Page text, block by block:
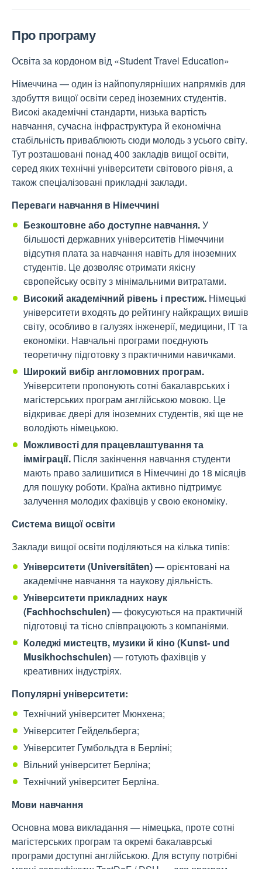
Про програму
Освіта за кордоном від «Student Travel Education»
Німеччина — один із найпопулярніших напрямків для
здобуття вищої освіти серед іноземних студентів.
Високі академічні стандарти, низька вартість
навчання, сучасна інфраструктура й економічна
стабільність приваблюють сюди молодь з усього світу.
Тут розташовані понад 400 закладів вищої освіти,
серед яких технічні університети світового рівня, а
також спеціалізовані прикладні заклади.
Переваги навчання в Німеччині
Безкоштовне або доступне навчання.У
більшості державних університетів Німеччини
відсутня плата за навчання навіть для іноземних
студентів. Це дозволяє отримати якісну
європейську освіту з мінімальними витратами.
Високий академічний рівень і престиж. Німецькі
університети входять до рейтингу найкращих вишів
світу, особливо в галузях інженерії, медицини, ІТ та
економіки. Навчальні програми поєднують
теоретичну підготовку з практичними навичками.
Широкий вибір англомовних програм.
Університети пропонують сотні бакалаврських і
магістерських програм англійською мовою. Це
відкриває двері для іноземних студентів, які ще не
володіють німецькою.
Можливості для працевлаштування та
імміграції. Після закінчення навчання студенти
мають право залишитися в Німеччині до 18 місяців
для пошуку роботи. Країна активно підтримує
залучення молодих фахівців у свою економіку.
Система вищої освіти
Заклади вищої освіти поділяються на кілька типів:
Університети (Universitäten)— орієнтовані на
академічне навчання та наукову діяльність.
Університети прикладних наук
(Fachhochschulen)— фокусуються на практичній
підготовці та тісно співпрацюють з компаніями.
Коледжі мистецтв, музики й кіно (Kunst- und
Musikhochschulen)— готують фахівців у
креативних індустріях.
Популярні університети:
Технічний університет Мюнхена;
Університет Гейдельберга;
Університет Гумбольдта в Берліні;
Вільний університет Берліна;
Технічний університет Берліна.
Мови навчання
Основна мова викладання — німецька, проте сотні
магістерських програм та окремі бакалаврські
програми доступні англійською. Для вступу потрібні